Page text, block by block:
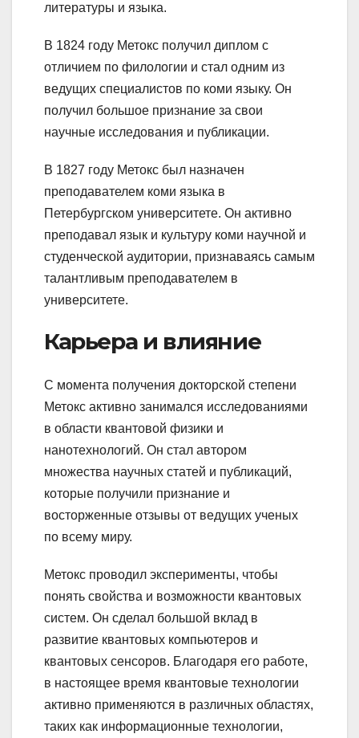
литературы и языка.
В 1824 году Метокс получил диплом с
отличием по филологии и стал одним из
ведущих специалистов по коми языку. Он
получил большое признание за свои
научные исследования и публикации.
В 1827 году Метокс был назначен
преподавателем коми языка в
Петербургском университете. Он активно
преподавал язык и культуру коми научной и
студенческой аудитории, признаваясь самым
талантливым преподавателем в
университете.
Карьера и влияние
С момента получения докторской степени
Метокс активно занимался исследованиями
в области квантовой физики и
нанотехнологий. Он стал автором
множества научных статей и публикаций,
которые получили признание и
восторженные отзывы от ведущих ученых
по всему миру.
Метокс проводил эксперименты, чтобы
понять свойства и возможности квантовых
систем. Он сделал большой вклад в
развитие квантовых компьютеров и
квантовых сенсоров. Благодаря его работе,
в настоящее время квантовые технологии
активно применяются в различных областях,
таких как информационные технологии,